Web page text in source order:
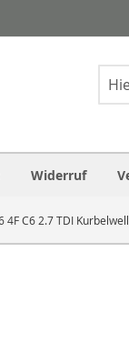
Widerruf
4F C6 2.7 TDI